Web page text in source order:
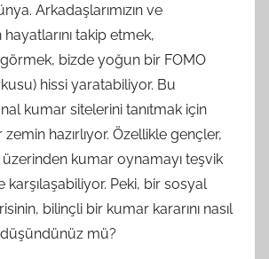
Arkadaşlarımızın ve
hayatlarını takip etmek,
görmek, bizde yoğun bir FOMO
hissi yaratabiliyor. Bu
kumar sitelerini tanıtmak için
hazırlıyor. Özellikle gençler,
kumar oynamayı teşvik
karşılaşabiliyor. Peki, bir sosyal
bilinçli bir kumar kararını nasıl
mü?